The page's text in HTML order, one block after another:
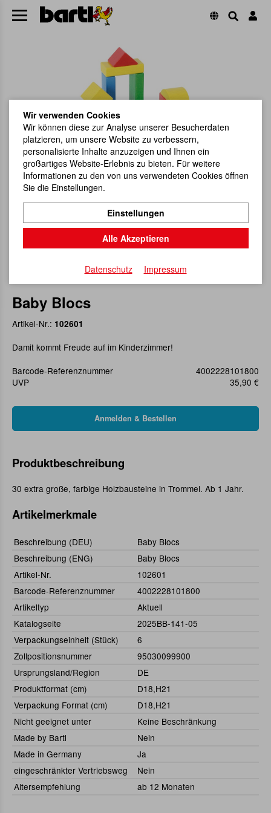
Baby Blocs
Artikel-Nr.: 102601
Damit kommt Freude auf im Kinderzimmer!
Barcode-Referenznummer
4002228101800
UVP
35,90 €
Produktbeschreibung
30 extra große, farbige Holzbausteine in Trommel. Ab 1 Jahr.
Artikelmerkmale
Beschreibung (DEU)
Baby Blocs
Beschreibung (ENG)
Baby Blocs
Artikel-Nr.
102601
Barcode-Referenznummer
4002228101800
Artikeltyp
Aktuell
Katalogseite
2025BB-141-05
Verpackungseinheit (Stück)
6
Zollpositionsnummer
95030099900
Ursprungsland/Region
DE
Produktformat (cm)
D18,H21
Verpackung Format (cm)
D18,H21
Nicht geeignet unter
Keine Beschränkung
Made by Bartl
Nein
Made in Germany
Ja
eingeschränkter Vertriebsweg
Nein
Altersempfehlung
ab 12 Monaten
Wir verwenden Cookies
Wir können diese zur Analyse unserer Besucherdaten
platzieren, um unsere Website zu verbessern,
personalisierte Inhalte anzuzeigen und Ihnen ein
großartiges Website-Erlebnis zu bieten. Für weitere
Informationen zu den von uns verwendeten Cookies öffnen
Sie die Einstellungen.
Einstellungen
Alle Akzeptieren
Datenschutz Impressum